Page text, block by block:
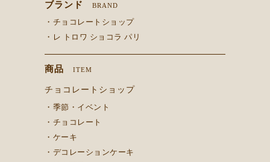
ブランド BRAND
・チョコレートショップ
・レ トロワ ショコラ パリ
商品 ITEM
チョコレートショップ
・季節・イベント
・チョコレート
・ケーキ
・デコレーションケーキ